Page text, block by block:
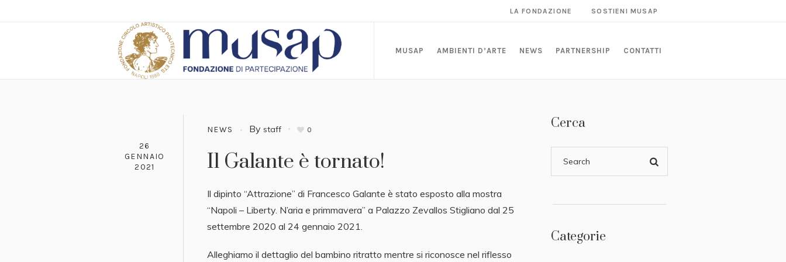
LA FONDAZIONE SOSTIENI MUSAP
MUSAP AMBIENTI D’ARTE NEWS PARTNERSHIP CONTATTI
26
GENNAIO
2021
NEWS By staff 0
Il Galante è tornato!
Il dipinto “Attrazione” di Francesco Galante è stato esposto alla mostra
“Napoli – Liberty. N’aria e primmavera” a Palazzo Zevallos Stigliano dal 25
settembre 2020 al 24 gennaio 2021.
Alleghiamo il dettaglio del bambino ritratto mentre si riconosce nel riflesso
Cerca
Categorie